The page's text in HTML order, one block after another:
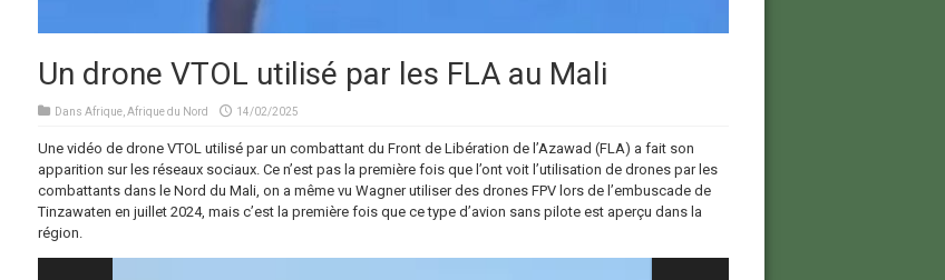
Un drone VTOL utilisé par les FLA au Mali
Dans Afrique, Afrique du Nord 14/02/2025
Une vidéo de drone VTOL utilisé par un combattant du Front de Libération de l’Azawad (FLA) a fait son
apparition sur les réseaux sociaux. Ce n’est pas la première fois que l’ont voit l’utilisation de drones par les
combattants dans le Nord du Mali, on a même vu Wagner utiliser des drones FPV lors de l’embuscade de
Tinzawaten en juillet 2024, mais c’est la première fois que ce type d’avion sans pilote est aperçu dans la
région.